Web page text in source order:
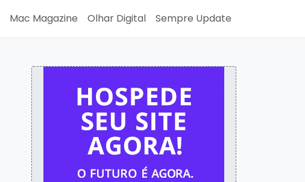
Mac Magazine Olhar Digital Sempre Update